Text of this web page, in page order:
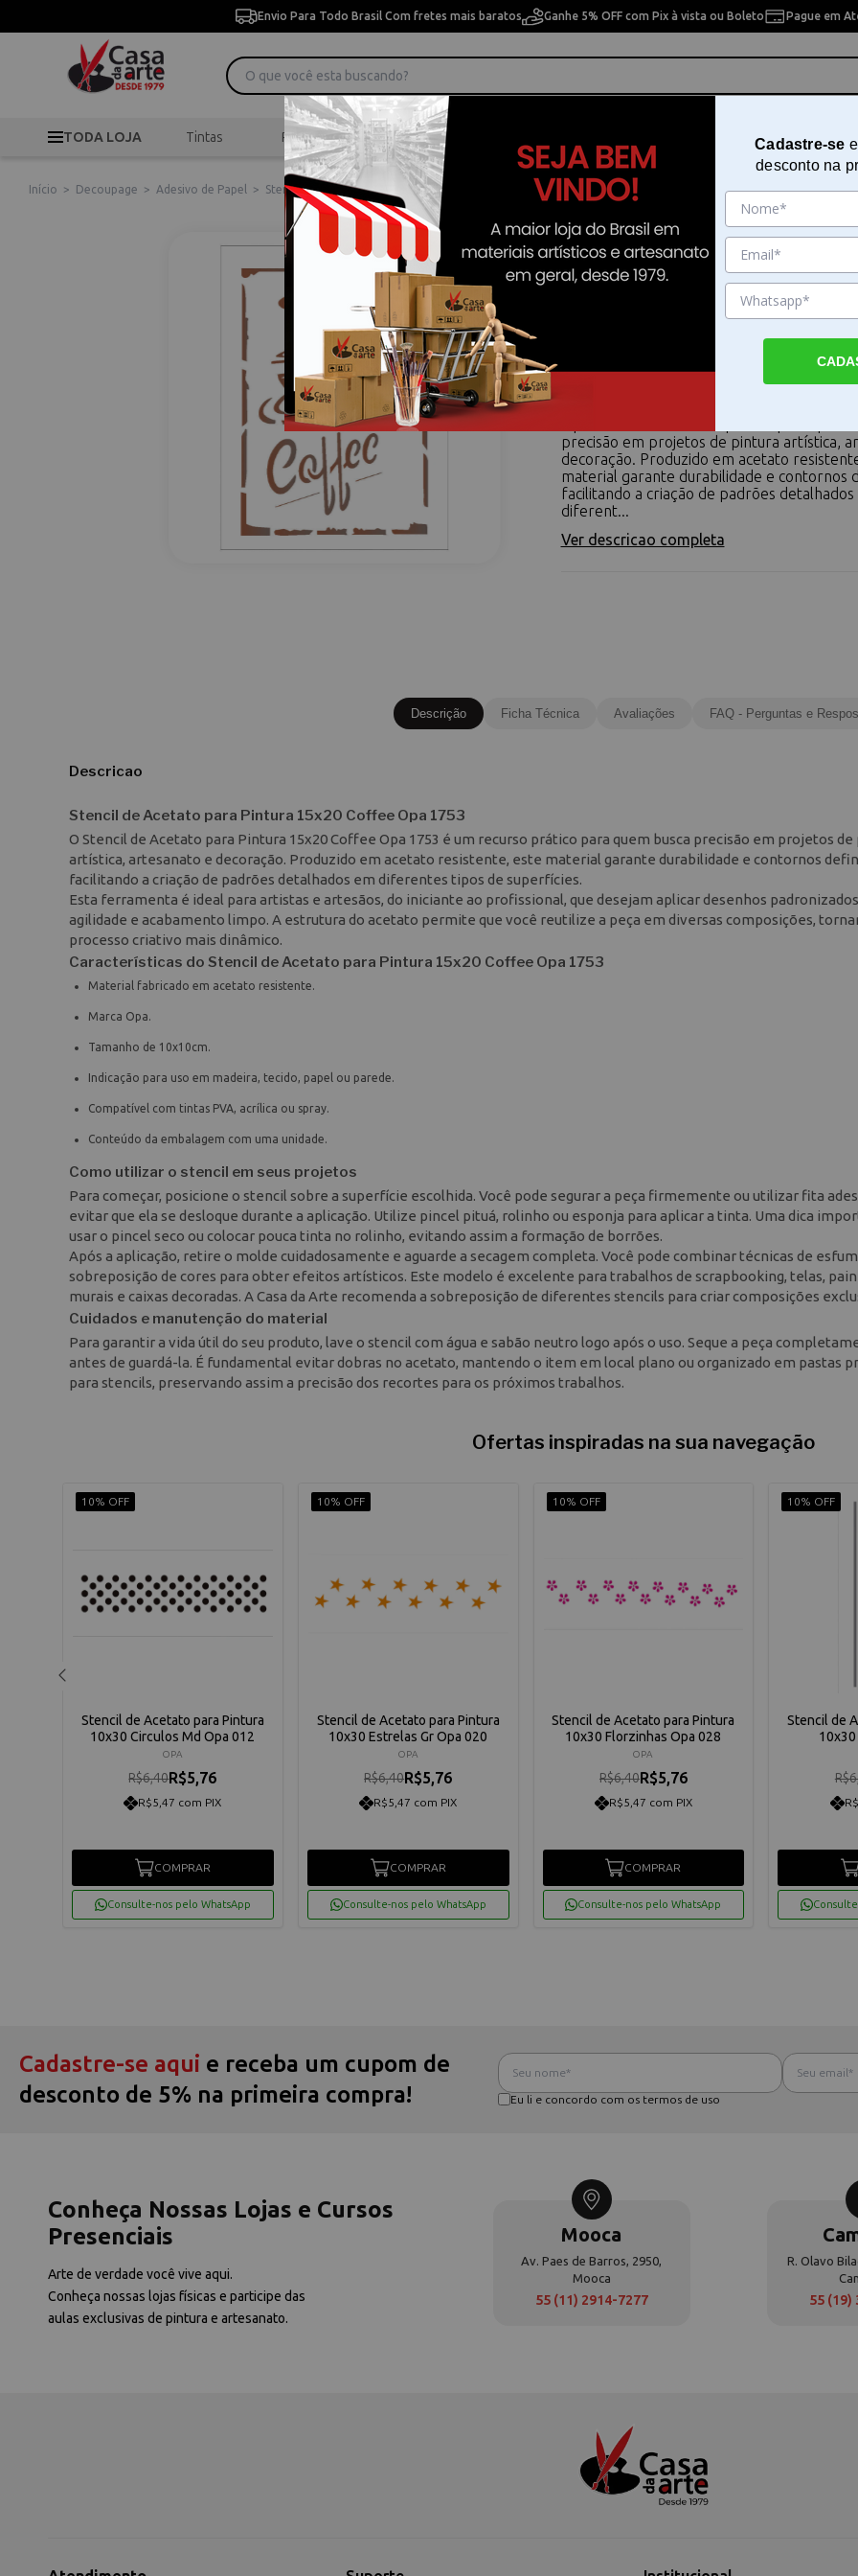
Envio Para Todo Brasil Com fretes mais baratos Ganhe 5% OFF com Pix à vista ou Boleto Pague em
TODA LOJA Tintas Pincéis Desenho Pintura
Início > Decoupage > Adesivo de Papel > Stencil de Acetato para Pintura 15x20 Coffee Opa 1753
Stencil de Acetato para Pintura
Coffee Opa 1753
Stencil de Acetato para Pintura 15x20
precisão em projetos de pintura artística,
decoração. Produzido em acetato
material garante durabilidade e contornos
facilitando a criação de padrões detalhados
diferent...
Ver descricao completa
Descrição Ficha Técnica Avaliações FAQ - Perguntas e
Descricao
Stencil de Acetato para Pintura 15x20 Coffee Opa 1753
O Stencil de Acetato para Pintura 15x20 Coffee Opa 1753 é um recurso prático para quem busca precisão em projetos
artística, artesanato e decoração. Produzido em acetato resistente, este material garante durabilidade e contornos
facilitando a criação de padrões detalhados em diferentes tipos de superfícies.
Esta ferramenta é ideal para artistas e artesãos, do iniciante ao profissional, que desejam aplicar desenhos
agilidade e acabamento limpo. A estrutura do acetato permite que você reutilize a peça em diversas composições,
processo criativo mais dinâmico.
Características do Stencil de Acetato para Pintura 15x20 Coffee Opa 1753
Material fabricado em acetato resistente.
Marca Opa.
Tamanho de 10x10cm.
Indicação para uso em madeira, tecido, papel ou parede.
Compatível com tintas PVA, acrílica ou spray.
Conteúdo da embalagem com uma unidade.
Como utilizar o stencil em seus projetos
Para começar, posicione o stencil sobre a superfície escolhida. Você pode segurar a peça firmemente ou utilizar fita
evitar que ela se desloque durante a aplicação. Utilize pincel pituá, rolinho ou esponja para aplicar a tinta. Uma dica
usar o pincel seco ou colocar pouca tinta no rolinho, evitando assim a formação de borrões.
Após a aplicação, retire o molde cuidadosamente e aguarde a secagem completa. Você pode combinar técnicas de
sobreposição de cores para obter efeitos artísticos. Este modelo é excelente para trabalhos de scrapbooking, telas,
murais e caixas decoradas. A Casa da Arte recomenda a sobreposição de diferentes stencils para criar composições
Cuidados e manutenção do material
Para garantir a vida útil do seu produto, lave o stencil com água e sabão neutro logo após o uso. Seque a peça
antes de guardá-la. É fundamental evitar dobras no acetato, mantendo o item em local plano ou organizado em pastas
para stencils, preservando assim a precisão dos recortes para os próximos trabalhos.
Ofertas inspiradas na sua navegação
10% OFF
Stencil de Acetato para Pintura
10x30 Circulos Md Opa 012
OPA
R$6,40R$5,76
R$5,47 com PIX
COMPRAR
Consulte-nos pelo WhatsApp
10% OFF
Stencil de Acetato para Pintura
10x30 Estrelas Gr Opa 020
OPA
R$6,40R$5,76
R$5,47 com PIX
COMPRAR
Consulte-nos pelo WhatsApp
10% OFF
Stencil de Acetato para Pintura
10x30 Florzinhas Opa 028
OPA
R$6,40R$5,76
R$5,47 com PIX
COMPRAR
Consulte-nos pelo WhatsApp
10% OFF
Stencil de
Cadastre-se aqui e receba um cupom de
desconto de 5% na primeira compra!
Eu li e concordo com os termos de uso
Conheça Nossas Lojas e Cursos
Presenciais
Arte de verdade você vive aqui.
Conheça nossas lojas físicas e participe das
aulas exclusivas de pintura e artesanato.
Mooca
Av. Paes de Barros, 2950,
Mooca
55 (11) 2914-7277
R. Olavo
55 (19)
Cadastre-se
desconto na